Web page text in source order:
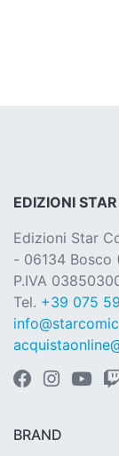
EDIZIONI
Edizioni Star
- 06134 Bosco
P.IVA
Tel. +39 075
BRAND